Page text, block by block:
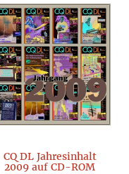
CQ DL Jahresinhalt
2009 auf CD-ROM